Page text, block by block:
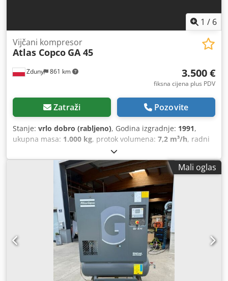
1 / 6
Zduny 861 km
Vijčani kompresor
Atlas Copco GA 45
3.500 €
fiksna cijena plus PDV
Zatraži Pozovite
Stanje: vrlo dobro (rabljeno), Godina izgradnje: 1991,
ukupna masa: 1.000 kg, protok volumena: 7,2 m³/h, radni
, ulazni napon:
Mali oglas